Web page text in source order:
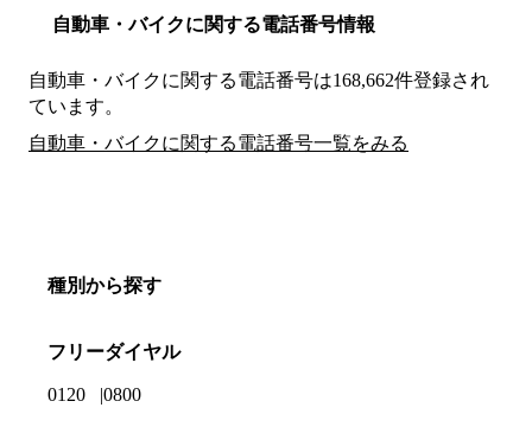
自動車・バイクに関する電話番号情報
自動車・バイクに関する電話番号は168,662件登録され
ています。
自動車・バイクに関する電話番号一覧をみる
種別から探す
フリーダイヤル
0120 0800